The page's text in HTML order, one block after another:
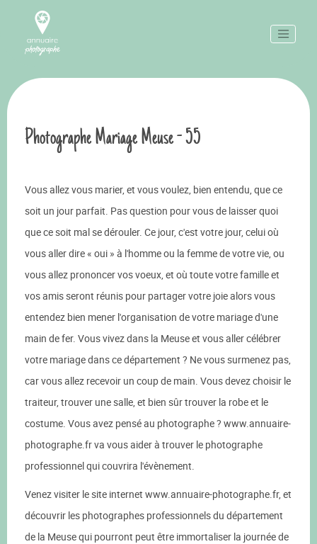
Photographe Mariage Meuse - 55
Vous allez vous marier, et vous voulez, bien entendu, que ce
soit un jour parfait. Pas question pour vous de laisser quoi
que ce soit mal se dérouler. Ce jour, c'est votre jour, celui où
vous aller dire « oui » à l'homme ou la femme de votre vie, ou
vous allez prononcer vos voeux, et où toute votre famille et
vos amis seront réunis pour partager votre joie alors vous
entendez bien mener l'organisation de votre mariage d'une
main de fer. Vous vivez dans la Meuse et vous aller célébrer
votre mariage dans ce département ? Ne vous surmenez pas,
car vous allez recevoir un coup de main. Vous devez choisir le
traiteur, trouver une salle, et bien sûr trouver la robe et le
costume. Vous avez pensé au photographe ? www.annuaire-
photographe.fr va vous aider à trouver le photographe
professionnel qui couvrira l'évènement.
Venez visiter le site internet www.annuaire-photographe.fr, et
découvrir les photographes professionnels du département
de la Meuse qui pourront peut être immortaliser la journée de